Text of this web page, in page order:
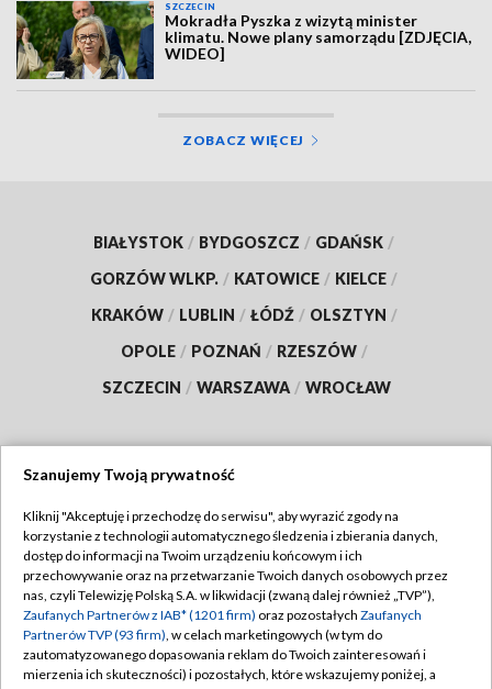
SZCZECIN
Mokradła Pyszka z wizytą minister
klimatu. Nowe plany samorządu [ZDJĘCIA,
WIDEO]
ZOBACZ WIĘCEJ
BIAŁYSTOK / BYDGOSZCZ / GDAŃSK /
GORZÓW WLKP. / KATOWICE / KIELCE /
KRAKÓW / LUBLIN / ŁÓDŹ / OLSZTYN /
OPOLE / POZNAŃ / RZESZÓW /
SZCZECIN / WARSZAWA / WROCŁAW
TVP
Abonament TVP
Emisja w TVP
Centrum informacji TVP
Naziemna Telewizja Cyfrowa
Regulamin TVP
Polityka prywatności
Moje zgody
Szanujemy Twoją prywatność
Kliknij "Akceptuję i przechodzę do serwisu", aby wyrazić zgody na
korzystanie z technologii automatycznego śledzenia i zbierania danych,
dostęp do informacji na Twoim urządzeniu końcowym i ich
przechowywanie oraz na przetwarzanie Twoich danych osobowych przez
nas, czyli Telewizję Polską S.A. w likwidacji (zwaną dalej również „TVP”),
Zaufanych Partnerów z IAB* (1201 firm) oraz pozostałych Zaufanych
Partnerów TVP (93 firm), w celach marketingowych (w tym do
zautomatyzowanego dopasowania reklam do Twoich zainteresowań i
mierzenia ich skuteczności) i pozostałych, które wskazujemy poniżej, a